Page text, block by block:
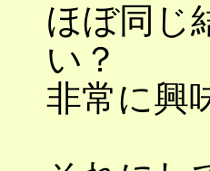
ほぼ同じ
い？
非常に興